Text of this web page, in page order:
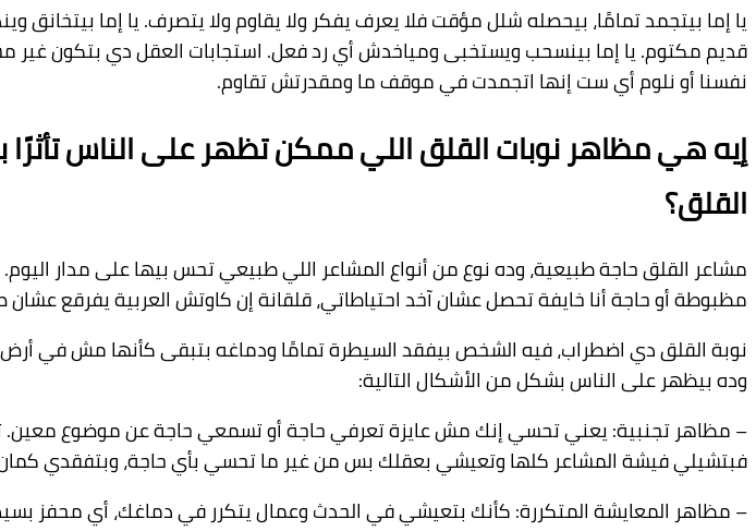
يا إما بيتجمد تمامًا، بيحصله شلل مؤقت فلا يعرف يفكر ولا يقاوم ولا يتصرف. يا إما
قديم مكتوم. يا إما بينسحب ويستخبى ومياخدش أي رد فعل. استجابات العقل دي بتكون
نفسنا أو نلوم أي ست إنها اتجمدت في موقف ما ومقدرتش تقاوم.
إيه هي مظاهر نوبات القلق اللي ممكن تظهر على الناس
القلق؟
مشاعر القلق حاجة طبيعية، وده نوع من أنواع المشاعر اللي طبيعي تحس بيها على مدار
مظبوطة أو حاجة أنا خايفة تحصل عشان آخد احتياطاتي، قلقانة إن كاوتش العربية يفرقع
نوبة القلق دي اضطراب، فيه الشخص بيفقد السيطرة تمامًا ودماغه بتبقى كأنها مش في
وده بيظهر على الناس بشكل من الأشكال التالية:
– مظاهر تجنبية: يعني تحسي إنك مش عايزة تعرفي حاجة أو تسمعي حاجة عن موضوع معين.
فبتشيلي فيشة المشاعر كلها وتعيشي بعقلك بس من غير ما تحسي بأي حاجة، وبتفقدي
– مظاهر المعايشة المتكررة: كأنك بتعيشي في الحدث وعمال يتكرر في دماغك، أي محفز